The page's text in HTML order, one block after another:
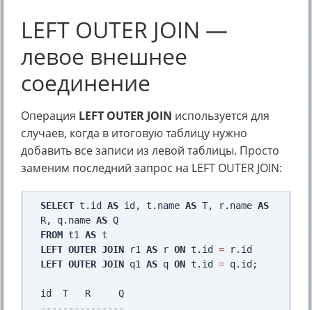
LEFT OUTER JOIN —
левое внешнее
соединение
Операция LEFT OUTER JOIN используется для
случаев, когда в итоговую таблицу нужно
добавить все записи из левой таблицы. Просто
заменим последний запрос на LEFT OUTER JOIN:
SELECT t.id AS id, t.name AS T, r.name AS
R, q.name AS
FROM t1 AS
LEFT OUTER JOIN r1 AS r ON t.id =
LEFT OUTER JOIN q1 AS q ON t.id = q.id;